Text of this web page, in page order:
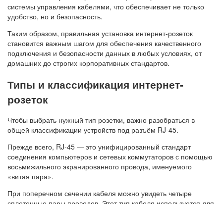
системы управления кабелями, что обеспечивает не только
удобство, но и безопасность.
Таким образом, правильная установка интернет-розеток
становится важным шагом для обеспечения качественного
подключения и безопасности данных в любых условиях, от
домашних до строгих корпоративных стандартов.
Типы и классификация интернет-
розеток
Чтобы выбрать нужный тип розетки, важно разобраться в
общей классификации устройств под разъём RJ-45.
Прежде всего, RJ-45 — это унифицированный стандарт
соединения компьютеров и сетевых коммутаторов с помощью
восьмижильного экранированного провода, именуемого
«витая пара».
При поперечном сечении кабеля можно увидеть четыре